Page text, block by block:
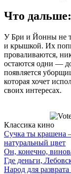
Что
У Бри и Йонны не
и крышкой. Их
проваливаются,
остаются одни —
появляется
которая хочет
своих интересах.
Классика кино
Сучка ты крашена
натуральный цвет
Он, конечно,
Где деньги,
Народ для разврата